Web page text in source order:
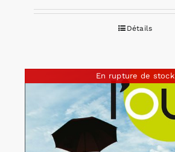
Détails
En rupture de stock